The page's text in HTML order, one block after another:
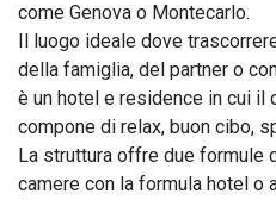
come Genova o Montecarlo.
Il luogo ideale dove
della famiglia, del partner o
è un hotel e residence in cui
compone di relax, buon cibo,
La struttura offre due formule
camere con la formula hotel o